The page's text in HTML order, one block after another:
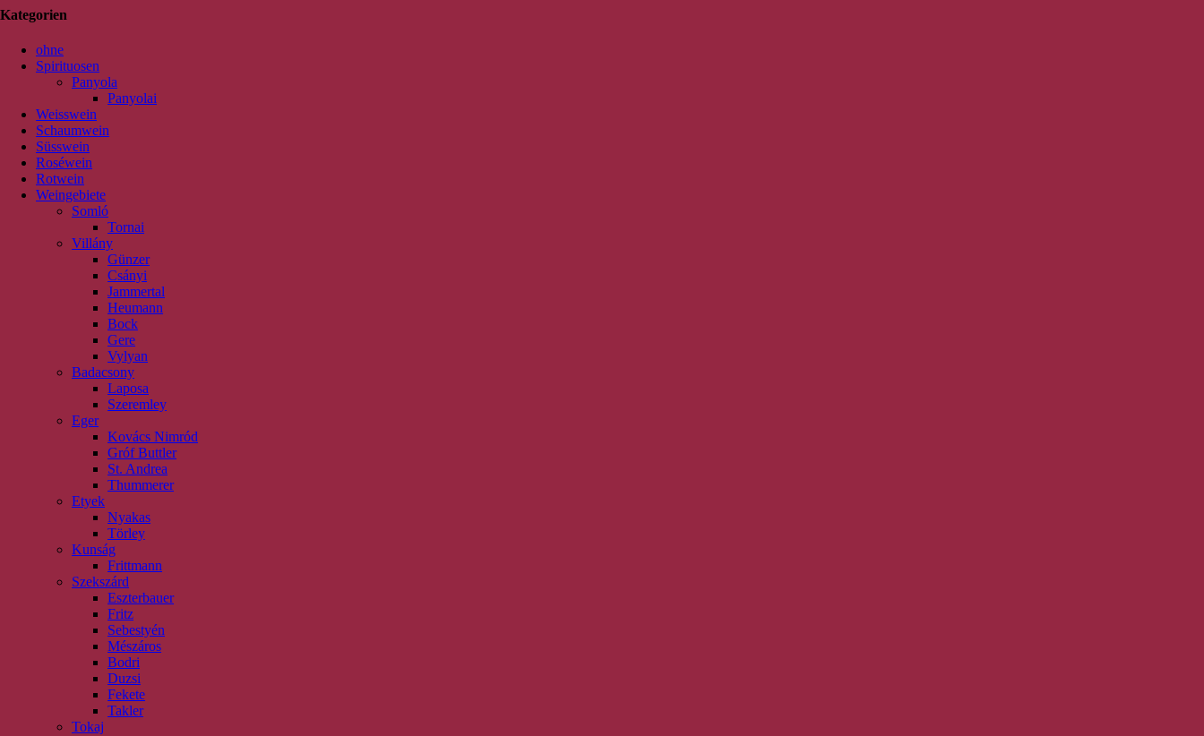
Kategorien
ohne
Spirituosen
Panyola
Panyolai
Weisswein
Schaumwein
Süsswein
Roséwein
Rotwein
Weingebiete
Somló
Tornai
Villány
Günzer
Csányi
Jammertal
Heumann
Bock
Gere
Vylyan
Badacsony
Laposa
Szeremley
Eger
Kovács Nimród
Gróf Buttler
St. Andrea
Thummerer
Etyek
Nyakas
Törley
Kunság
Frittmann
Szekszárd
Eszterbauer
Fritz
Sebestyén
Mészáros
Bodri
Duzsi
Fekete
Takler
Tokaj